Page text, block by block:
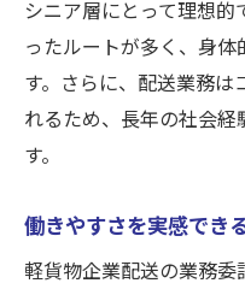
シニア層にとって理想
ったルートが多く、身
す。さらに、配送業務は
れるため、長年の社会
す。
働きやすさを実感でき
軽貨物企業配送の業務